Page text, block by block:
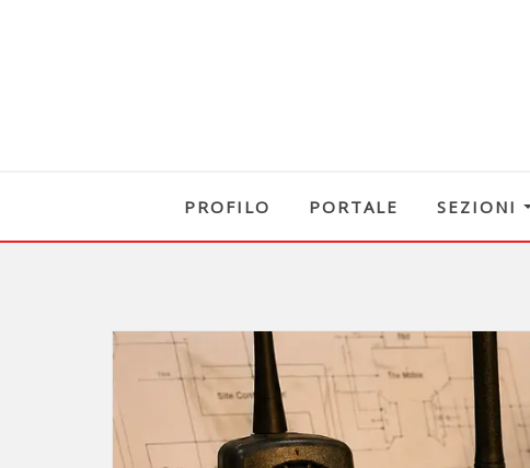
PROFILO PORTALE SEZIONI